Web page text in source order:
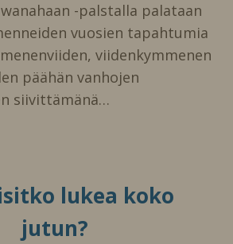
-palstalla palataan
vuosien tapahtumia
viidenkymmenen
päähän vanhojen
siivittämänä…
lukea koko
jutun?